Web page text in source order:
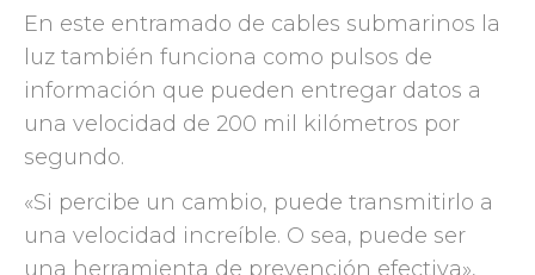
En este entramado de cables submarinos la
luz también funciona como pulsos de
información que pueden entregar datos a
una velocidad de 200 mil kilómetros por
segundo.
«Si percibe un cambio, puede transmitirlo a
una velocidad increíble. O sea, puede ser
una herramienta de prevención efectiva»,